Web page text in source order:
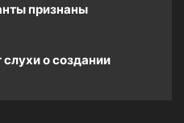
признаны
о создании